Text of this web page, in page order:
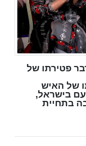
פטירתו של
של האיש
בישראל,
בתחיית